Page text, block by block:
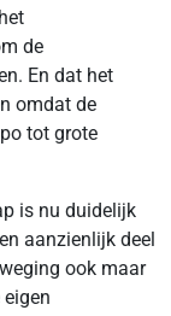
de
En dat het
omdat de
tot grote
is nu duidelijk
aanzienlijk deel
ook maar